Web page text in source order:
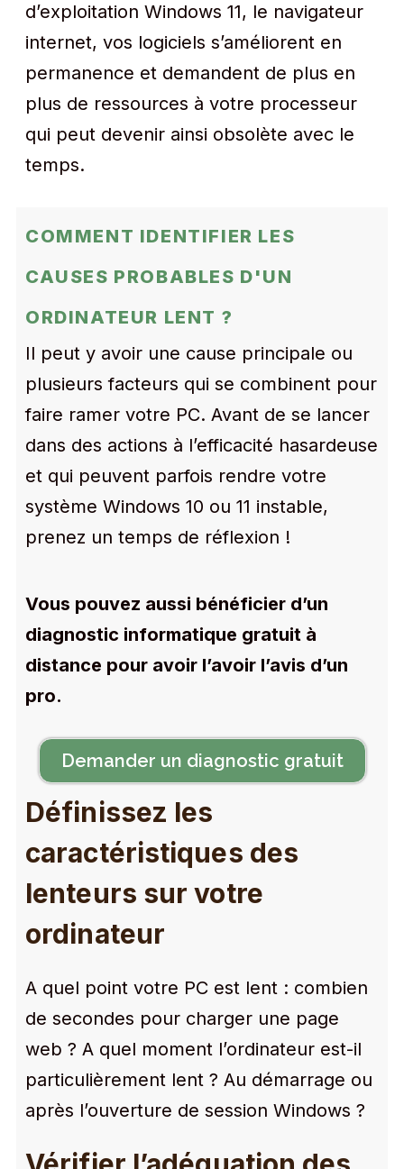
d’exploitation Windows 11, le navigateur
internet, vos logiciels s’améliorent en
permanence et demandent de plus en
plus de ressources à votre processeur
qui peut devenir ainsi obsolète avec le
temps.
COMMENT IDENTIFIER LES
CAUSES PROBABLES D'UN
ORDINATEUR LENT ?
Il peut y avoir une cause principale ou
plusieurs facteurs qui se combinent pour
faire ramer votre PC. Avant de se lancer
dans des actions à l’efficacité hasardeuse
et qui peuvent parfois rendre votre
système Windows 10 ou 11 instable,
prenez un temps de réflexion !
Vous pouvez aussi bénéficier d’un
diagnostic informatique gratuit à
distance pour avoir l’avoir l’avis d’un
pro.
Demander un diagnostic gratuit
Définissez les
caractéristiques des
lenteurs sur votre
ordinateur
A quel point votre PC est lent : combien
de secondes pour charger une page
web ? A quel moment l’ordinateur est-il
particulièrement lent ? Au démarrage ou
après l’ouverture de session Windows ?